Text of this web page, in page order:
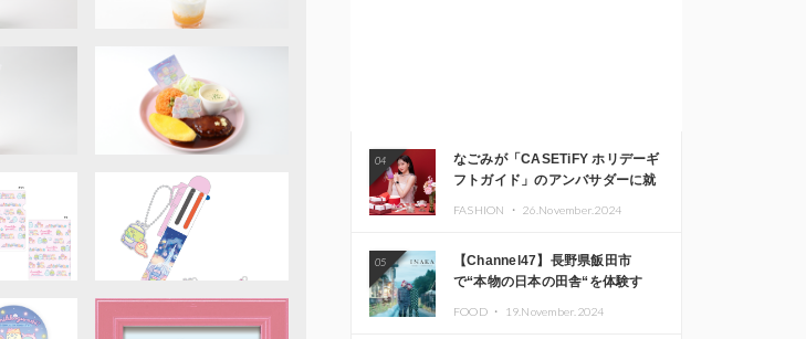
04
なごみが「CASETiFY ホリデーギ
フトガイド」のアンバサダーに就
FASHION ・ 26.November.2024
05
【Channel47】長野県飯田市
で“本物の日本の田舎“を体験す
FOOD ・ 19.November.2024